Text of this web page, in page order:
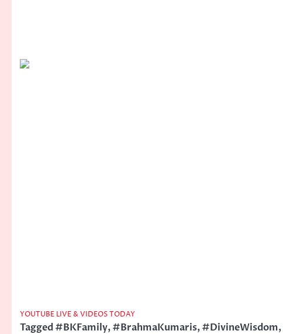
YOUTUBE LIVE & VIDEOS TODAY
Tagged#BKFamily,#BrahmaKumaris,#DivineWisdom,